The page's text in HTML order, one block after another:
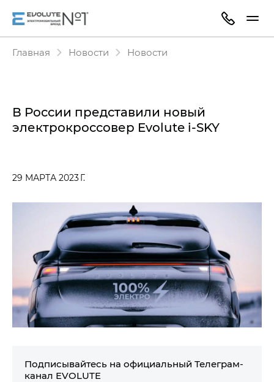
Главная Новости Новости
В России представили новый
электрокроссовер Evolute i‑SKY
29 МАРТА 2023 Г.
Подписывайтесь на официальный Телеграм-
канал EVOLUTE